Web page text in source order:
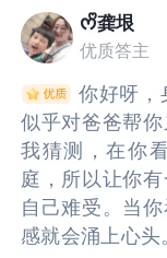
以待自己的烦
分，0～10分，
己的生活呢？
己的想法，给
沟通过呢？他
烦躁的时候，
望你可以对自
压抑或者消除
躁如果给这种一
是几分呢？有
这里，不知道
爸或者弟弟，
会如何看待你
会如何帮助自
多一份理解与
己的感受与需
会这让你对于
呢？如果靠近“
呢？如果烦躁
什么？对于你
异常强烈让你无
议你去寻求专
关系里完成对
你就能找到消
法了。
对于“烦躁”这
近“你的烦躁感
躁能开口说话
你的难受，我
你无法精心下来
专业咨询师的
对情绪的理解
消除它或按照你
ᰔᩚ龚垠
优质答主
你好呀，
似乎对爸爸帮你
我猜测，在你
庭，所以让你
自己难受。当
感就会涌上心
似乎对爸爸帮你
我猜测，在你
庭，所以让你
自己难受。当
感就会涌上心